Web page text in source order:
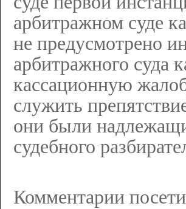
арбитражном суде
не предусмотрено
арбитражного суда
кассационную
служить
они были
судебного
Комментарии